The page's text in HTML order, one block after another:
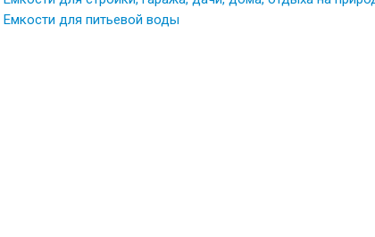
Емкости для питьевой воды